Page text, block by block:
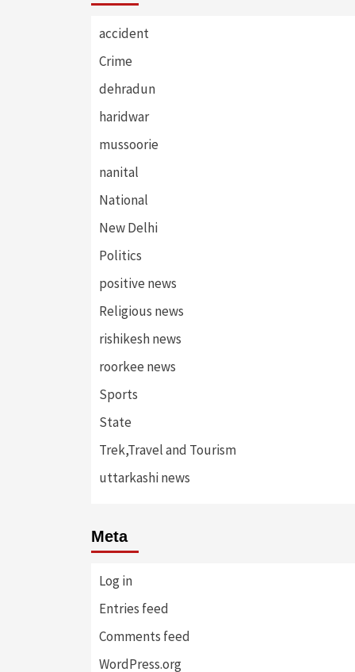
accident
Crime
dehradun
haridwar
mussoorie
nanital
National
New Delhi
Politics
positive news
Religious news
rishikesh news
roorkee news
Sports
State
Trek,Travel and Tourism
uttarkashi news
Meta
Log in
Entries feed
Comments feed
WordPress.org